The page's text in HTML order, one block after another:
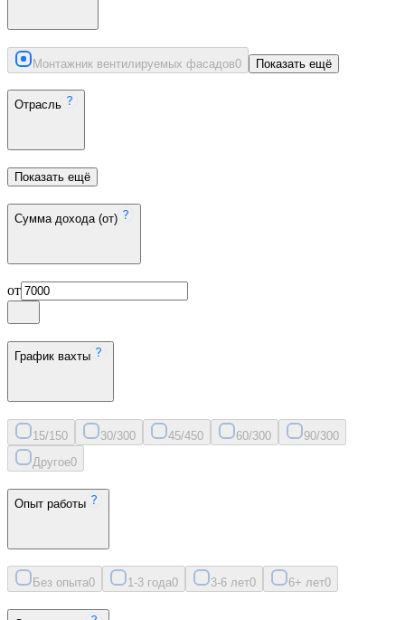
Монтажник вентилируемых фасадов0 Показать ещё
Отрасль
Показать ещё
Сумма дохода (от)
от
График вахты
15/150 30/300 45/450 60/300 90/300
Другое0
Опыт работы
Без опыта0 1-3 года0 3-6 лет0 6+ лет0